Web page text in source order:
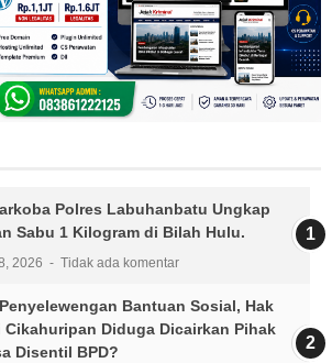
Polres Labuhanbatu Ungkap
Sabu 1 Kilogram di Bilah Hulu.
2026 Tidak ada komentar
Bantuan Sosial, Hak
Cikahuripan Diduga Dicairkan Pihak
Disentil BPD?